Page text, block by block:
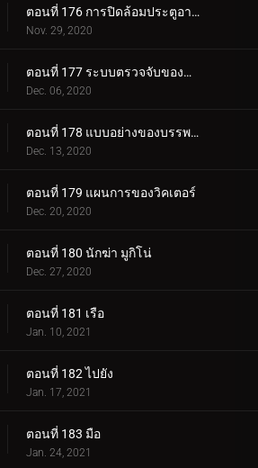
ตอนที่ 176 การปิดล้อมประตูอาอุน!
Nov. 29, 2020
ตอนที่ 177 ระบบตรวจจับของกำแพงเหล็ก
Dec. 06, 2020
ตอนที่ 178 แบบอย่างของบรรพบุรุษของเรา
Dec. 13, 2020
ตอนที่ 179 แผนการของวิคเตอร์
Dec. 20, 2020
ตอนที่ 180 นักฆ่า มูกิโน่
Dec. 27, 2020
ตอนที่ 181 เรือ
Jan. 10, 2021
ตอนที่ 182 ไปยัง
Jan. 17, 2021
ตอนที่ 183 มือ
Jan. 24, 2021